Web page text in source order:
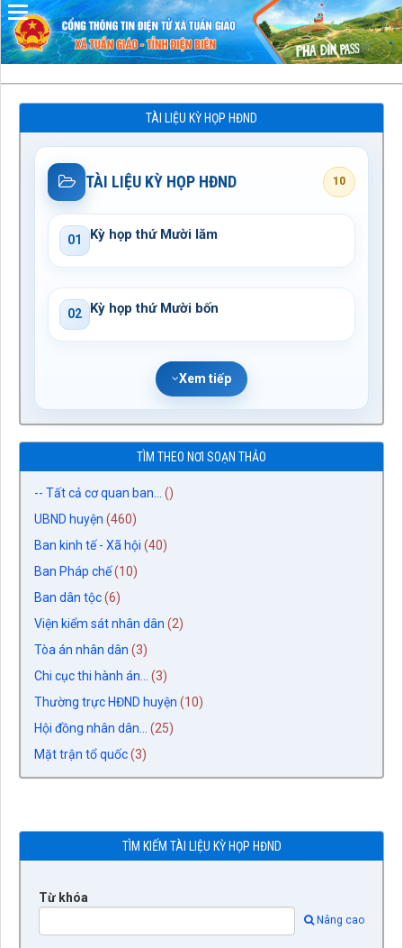
TÀI LIỆU KỲ HỌP HĐND
TÀI LIỆU KỲ HỌP HĐND 10
01 Kỳ họp thứ Mười lăm
02 Kỳ họp thứ Mười bốn
Xem tiếp
TÌM THEO NƠI SOẠN THẢO
-- Tất cả cơ quan ban...
()
UBND huyện (460)
Ban kinh tế - Xã hội (40)
Ban Pháp chế(10)
Ban dân tộc(6)
Viện kiểm sát nhân dân (2)
Tòa án nhân dân (3)
Chi cục thi hành án...
(3)
Thường trực HĐND huyện (10)
Hội đồng nhân dân...
(25)
Mặt trận tổ quốc(3)
TÌM KIẾM TÀI LIỆU KỲ HỌP HĐND
Từ khóa
Nâng cao
Đã kết nối EMC